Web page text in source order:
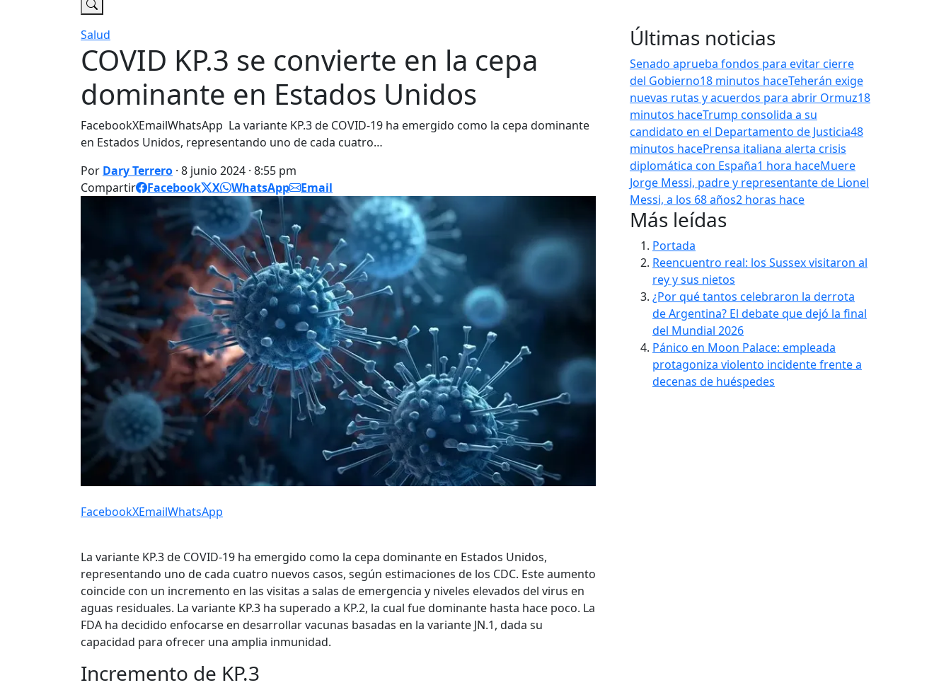
Salud
COVID KP.3 se convierte en la cepa
dominante en Estados Unidos
FacebookXEmailWhatsApp La variante KP.3 de COVID-19 ha emergido como la cepa dominante
en Estados Unidos, representando uno de cada cuatro…
Por Dary Terrero · 8 junio 2024 · 8:55 pm
Compartir
Facebook X WhatsApp Email
FacebookXEmailWhatsApp
La variante KP.3 de COVID-19 ha emergido como la cepa dominante en Estados Unidos,
representando uno de cada cuatro nuevos casos, según estimaciones de los CDC. Este aumento
coincide con un incremento en las visitas a salas de emergencia y niveles elevados del virus en
aguas residuales. La variante KP.3 ha superado a KP.2, la cual fue dominante hasta hace poco. La
FDA ha decidido enfocarse en desarrollar vacunas basadas en la variante JN.1, dada su
capacidad para ofrecer una amplia inmunidad.
Incremento de KP.3
Últimas noticias
Senado aprueba fondos para evitar cierre
del Gobierno18 minutos haceTeherán exige
nuevas rutas y acuerdos para abrir Ormuz18
minutos haceTrump consolida a su
candidato en el Departamento de Justicia48
minutos hacePrensa italiana alerta crisis
diplomática con España1 hora haceMuere
Jorge Messi, padre y representante de Lionel
Messi, a los 68 años2 horas hace
Más leídas
Portada
Reencuentro real: los Sussex visitaron al
rey y sus nietos
¿Por qué tantos celebraron la derrota
de Argentina? El debate que dejó la final
del Mundial 2026
Pánico en Moon Palace: empleada
protagoniza violento incidente frente a
decenas de huéspedes